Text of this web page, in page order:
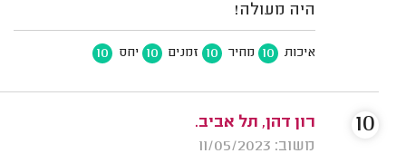
היה מעולה!
איכות 10 מחיר 10 זמנים 10 יחס 10
רון דהן, תל אביב.
משוב: 11/05/2023
10